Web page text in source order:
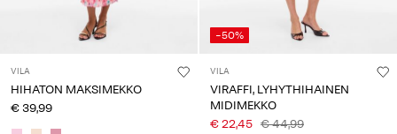
VILA
HIHATON MAKSIMEKKO
€ 39,99
-50%
VILA
VIRAFFI, LYHYTHIHAINEN
MIDIMEKKO
€ 22,45 € 44,99